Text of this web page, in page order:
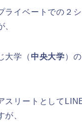
ライベートでの２
、
大学（ 中央大学）の
スリートとして
が、